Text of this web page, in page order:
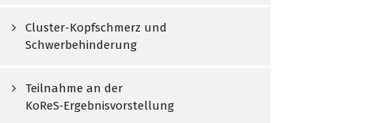
Cluster-Kopfschmerz und
Schwerbehinderung
Teilnahme an der
KoReS‑Ergebnisvorstellung